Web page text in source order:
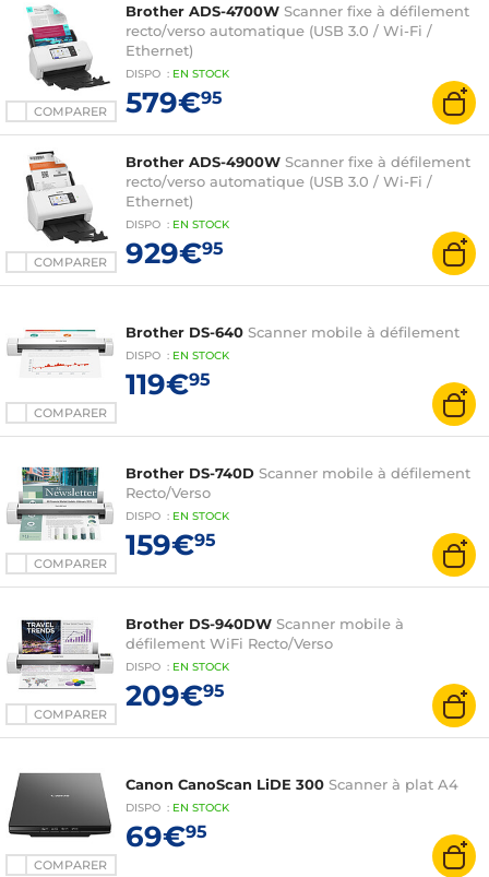
COMPARER
Brother ADS-4700W Scanner fixe à défilement
recto/verso automatique (USB 3.0 / Wi-Fi /
Ethernet)
DISPO : EN STOCK
579€95
COMPARER
Brother ADS-4900W Scanner fixe à défilement
recto/verso automatique (USB 3.0 / Wi-Fi /
Ethernet)
DISPO : EN STOCK
929€95
COMPARER
Brother DS-640 Scanner mobile à défilement
DISPO : EN STOCK
119€95
COMPARER
Brother DS-740D Scanner mobile à défilement
Recto/Verso
DISPO : EN STOCK
159€95
COMPARER
Brother DS-940DW Scanner mobile à
défilement WiFi Recto/Verso
DISPO : EN STOCK
209€95
COMPARER
Canon CanoScan LiDE 300 Scanner à plat A4
DISPO : EN STOCK
69€95